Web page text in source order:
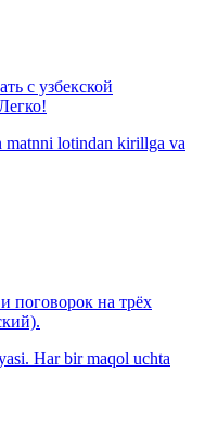
с узбекской
lotindan kirillga va
поговорок на трёх
Har bir maqol uchta